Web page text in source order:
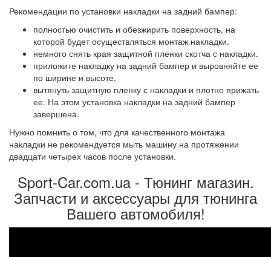
Рекомендации по установки накладки на задний бампер:
полностью очистить и обезжирить поверхность, на
которой будет осуществляться монтаж накладки.
немного снять края защитной пленки скотча с накладки.
приложите накладку на задний бампер и выровняйте ее
по ширине и высоте.
вытянуть защитную пленку с накладки и плотно прижать
ее. На этом установка накладки на задний бампер
завершена.
Нужно помнить о том, что для качественного монтажа
накладки не рекомендуется мыть машину на протяжении
двадцати четырех часов после установки.
Sport-Car.com.ua - Тюнинг магазин.
Запчасти и аксессуары для тюнинга
Вашего автомобиля!